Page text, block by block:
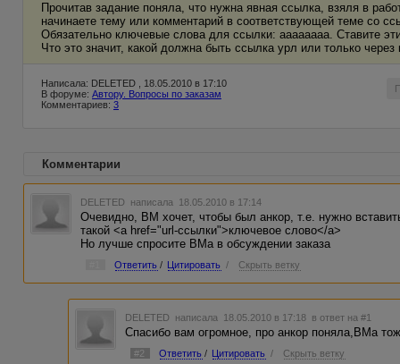
Прочитав задание поняла, что нужна явная ссылка, взяля в
начинаете тему или комментарий в соответствующей теме со
Обязательно ключевые слова для ссылки: аааааааа. Ставите
Что это значит, какой должна быть ссылка урл или только
Написала: DELETED , 18.05.2010 в 17:10
В форуме: Автору. Вопросы по заказам
Комментариев: 3
Комментарии
DELETED написала 18.05.2010 в 17:14
Очевидно, ВМ хочет, чтобы был анкор, т.е. нужно
такой <a href="url-ссылки">ключевое слово</a>
Но лучше спросите ВМа в обсуждении заказа
Ответить / Цитировать / Скрыть ветку
DELETED написала 18.05.2010 в 17:18 в ответ на #1
Спасибо вам огромное, про анкор поняла,ВМа
#2 Ответить / Цитировать / Скрыть ветку